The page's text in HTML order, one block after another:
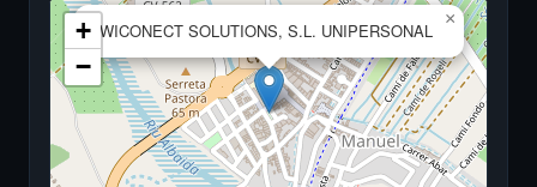
WICONECT SOLUTIONS, S.L. UNIPERSONAL
×
+
−